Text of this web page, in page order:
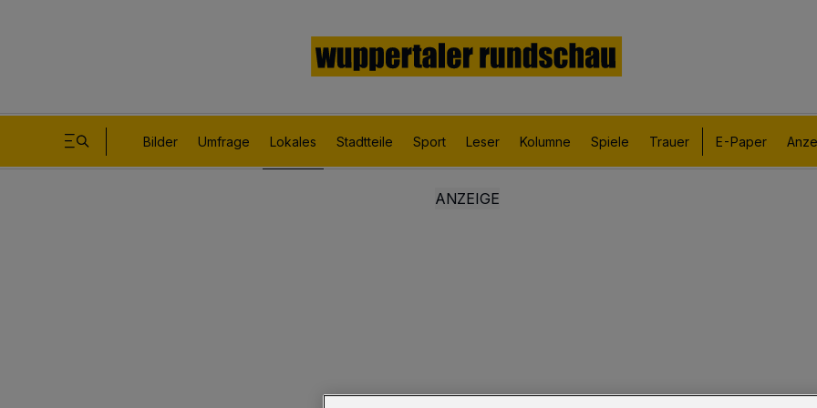
Bilder Umfrage Lokales Stadtteile Sport Leser Kolumne Spiele Trauer E-Paper